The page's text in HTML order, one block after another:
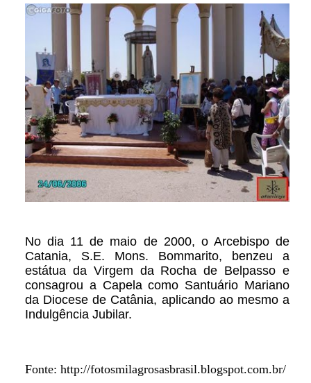
No dia 11 de maio de 2000, o Arcebispo de
Catania, S.E. Mons. Bommarito, benzeu a
estátua da Virgem da Rocha de Belpasso e
consagrou a Capela como Santuário Mariano
da Diocese de Catânia, aplicando ao mesmo a
Indulgência Jubilar.
Fonte: http://fotosmilagrosasbrasil.blogspot.com.br/